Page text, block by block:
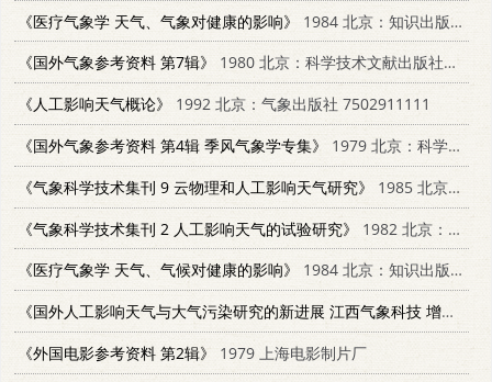
《医疗气象学 天气、气象对健康的影响》
1984 北京：知识出版社 17214·1022
《国外气象参考资料 第7辑》
1980 北京：科学技术文献出版社；重庆分社 13176·74
《人工影响天气概论》
1992 北京：气象出版社 7502911111
《国外气象参考资料 第4辑 季风气象学专集》 1979 北京：科学技术文献出版社；重庆分社 13176·45
《气象科学技术集刊 9 云物理和人工影响天气研究》
1985 北京：气象出版社 13194·0239
《气象科学技术集刊 2 人工影响天气的试验研究》
1982 北京：气象出版社 13194·0076
《医疗气象学 天气、气候对健康的影响》
1984 北京：知识出版社 17214·1022
《国外人工影响天气与大气污染研究的新进展 江西气象科技 增刊》
《外国电影参考资料 第2辑》
1979 上海电影制片厂